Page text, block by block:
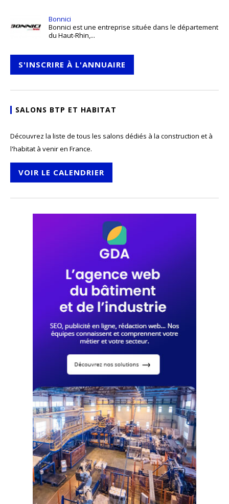
Bonnici
Bonnici est une entreprise située dans le département
du Haut-Rhin,...
S'INSCRIRE À L'ANNUAIRE
SALONS BTP ET HABITAT
Découvrez la liste de tous les salons dédiés à la construction et à
l'habitat à venir en France.
VOIR LE CALENDRIER